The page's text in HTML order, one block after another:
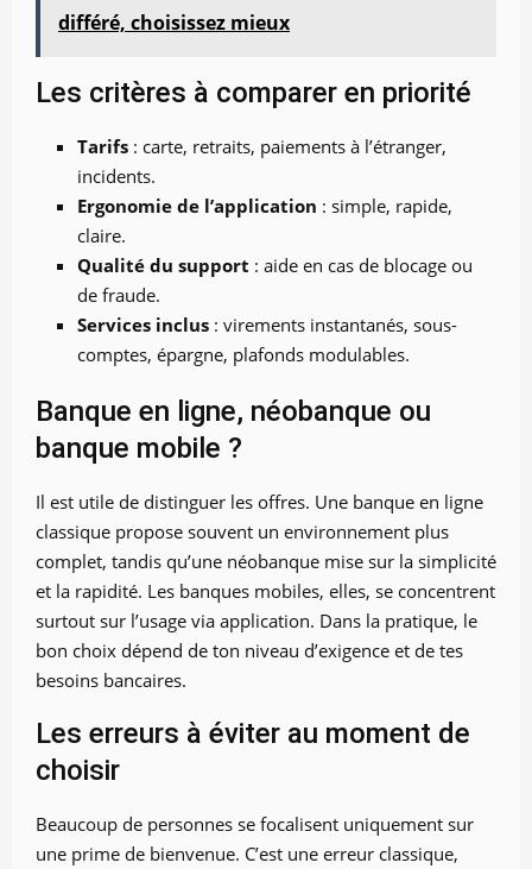
différé, choisissez mieux
Les critères à comparer en priorité
Tarifs : carte, retraits, paiements à l’étranger,
incidents.
Ergonomie de l’application : simple, rapide,
claire.
Qualité du support : aide en cas de blocage ou
de fraude.
Services inclus : virements instantanés, sous-
comptes, épargne, plafonds modulables.
Banque en ligne, néobanque ou
banque mobile ?
Il est utile de distinguer les offres. Une banque en ligne
classique propose souvent un environnement plus
complet, tandis qu’une néobanque mise sur la simplicité
et la rapidité. Les banques mobiles, elles, se concentrent
surtout sur l’usage via application. Dans la pratique, le
bon choix dépend de ton niveau d’exigence et de tes
besoins bancaires.
Les erreurs à éviter au moment de
choisir
Beaucoup de personnes se focalisent uniquement sur
une prime de bienvenue. C’est une erreur classique,